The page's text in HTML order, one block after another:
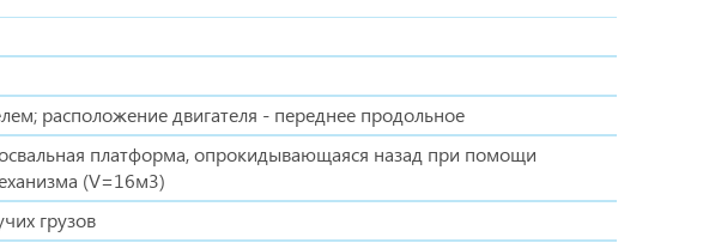
расположение двигателя - переднее продольное
платформа, опрокидывающаяся назад при помощи
(V=16м3)
грузов